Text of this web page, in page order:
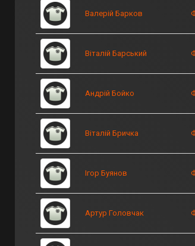
Валерій Барков
Віталій Барський
Андрій Бойко
Віталій Бричка
Ігор Буянов
Артур Головчак